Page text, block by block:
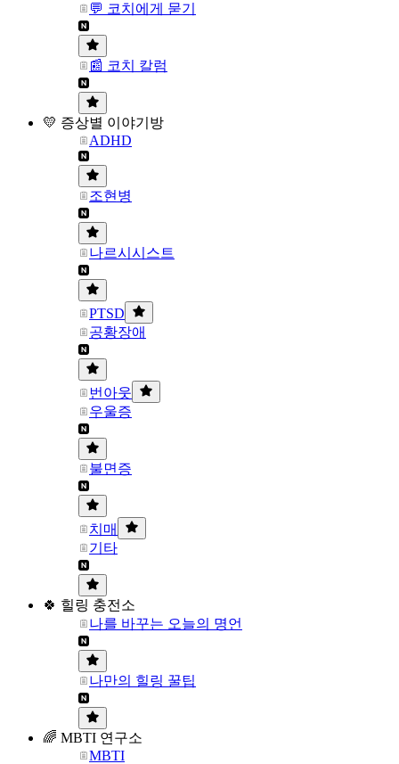
💬 코치에게 묻기
📰 코치 칼럼
💛 증상별 이야기방
ADHD
조현병
나르시시스트
PTSD
공황장애
번아웃
우울증
불면증
치매
기타
🍀 힐링 충전소
나를 바꾸는 오늘의 명언
나만의 힐링 꿀팁
🌈 MBTI 연구소
MBTI